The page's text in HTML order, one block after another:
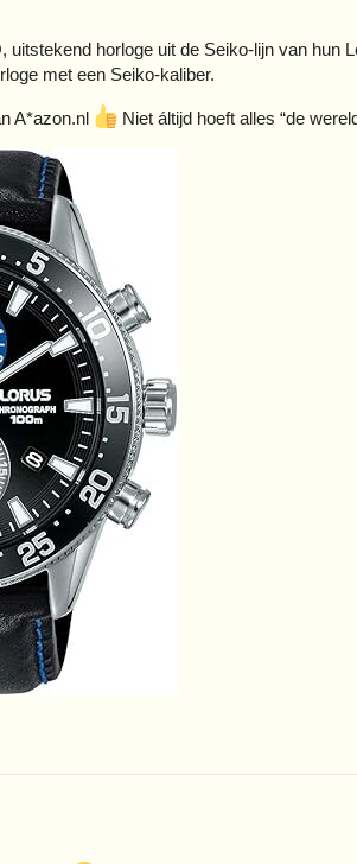
uitstekend horloge uit de Seiko-lijn van hun
met een Seiko-kaliber.
A*azon.nl Niet áltijd hoeft alles “de